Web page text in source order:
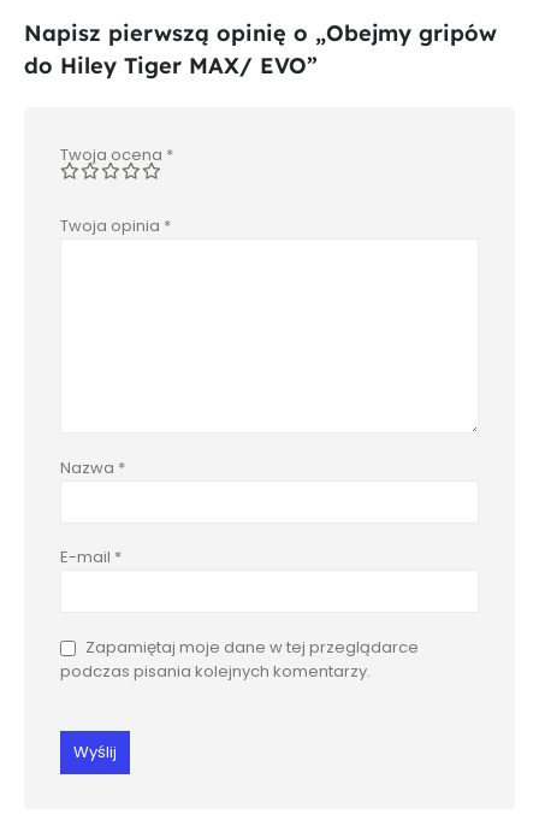
Napisz pierwszą opinię o „Obejmy gripów
do Hiley Tiger MAX/ EVO”
Twoja ocena *
Twoja opinia *
Nazwa *
E-mail *
Zapamiętaj moje dane w tej przeglądarce
podczas pisania kolejnych komentarzy.